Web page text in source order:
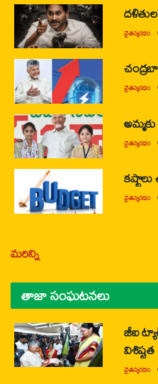
చైతన్యరధం
చైతన్యరధం
చైతన్యరధం
చైతన్యరధం
మరిన్ని
తాజా సంఘటనలు
జీఐ
విశిష్టత
చైతన్యరధం